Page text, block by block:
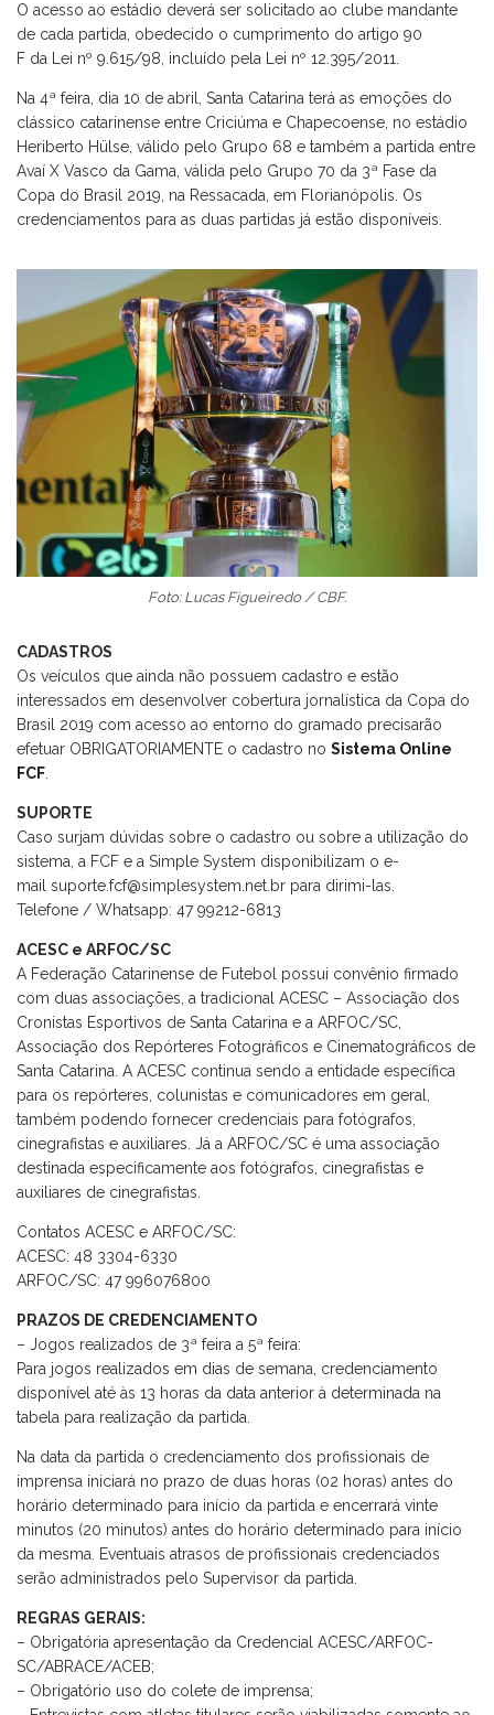
O acesso ao estádio deverá ser solicitado ao clube mandante
de cada partida, obedecido o cumprimento do artigo 90
F da Lei nº 9.615/98, incluído pela Lei nº 12.395/2011.
Na 4ª feira, dia 10 de abril, Santa Catarina terá as emoções do
clássico catarinense entre Criciúma e Chapecoense, no estádio
Heriberto Hülse, válido pelo Grupo 68 e também a partida entre
Avaí X Vasco da Gama, válida pelo Grupo 70 da 3ª Fase da
Copa do Brasil 2019, na Ressacada, em Florianópolis. Os
credenciamentos para as duas partidas já estão disponíveis.
Foto: Lucas Figueiredo / CBF.
CADASTROS
Os veículos que ainda não possuem cadastro e estão
interessados em desenvolver cobertura jornalística da Copa do
Brasil 2019 com acesso ao entorno do gramado precisarão
efetuar OBRIGATORIAMENTE o cadastro no Sistema Online
FCF
SUPORTE
Caso surjam dúvidas sobre o cadastro ou sobre a utilização do
sistema, a FCF e a Simple System disponibilizam o e-
mail suporte.fcf@simplesystem.net.br para dirimi-las.
Telefone / Whatsapp: 47 99212-6813
ACESC e ARFOC/SC
A Federação Catarinense de Futebol possui convênio firmado
com duas associações, a tradicional ACESC – Associação dos
Cronistas Esportivos de Santa Catarina e a ARFOC/SC,
Associação dos Repórteres Fotográficos e Cinematográficos de
Santa Catarina. A ACESC continua sendo a entidade específica
para os repórteres, colunistas e comunicadores em geral,
também podendo fornecer credenciais para fotógrafos,
cinegrafistas e auxiliares. Já a ARFOC/SC é uma associação
destinada especificamente aos fotógrafos, cinegrafistas e
auxiliares de cinegrafistas.
Contatos ACESC e ARFOC/SC:
ACESC: 48 3304-6330
ARFOC/SC: 47 996076800
PRAZOS DE CREDENCIAMENTO
– Jogos realizados de 3ª feira a 5ª feira:
Para jogos realizados em dias de semana, credenciamento
disponível até às 13 horas da data anterior à determinada na
tabela para realização da partida.
Na data da partida o credenciamento dos profissionais de
imprensa iniciará no prazo de duas horas (02 horas) antes do
horário determinado para início da partida e encerrará vinte
minutos (20 minutos) antes do horário determinado para início
da mesma. Eventuais atrasos de profissionais credenciados
serão administrados pelo Supervisor da partida.
REGRAS GERAIS:
– Obrigatória apresentação da Credencial ACESC/ARFOC-
SC/ABRACE/ACEB;
– Obrigatório uso do colete de imprensa;